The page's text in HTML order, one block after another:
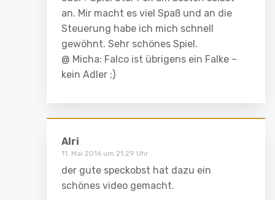
an. Mir macht es viel Spaß und an die
Steuerung habe ich mich schnell
gewöhnt. Sehr schönes Spiel.
@ Micha: Falco ist übrigens ein Falke –
kein Adler ;)
Alri
11. Mai 2016 um 21:29 Uhr
der gute speckobst hat dazu ein
schönes video gemacht.